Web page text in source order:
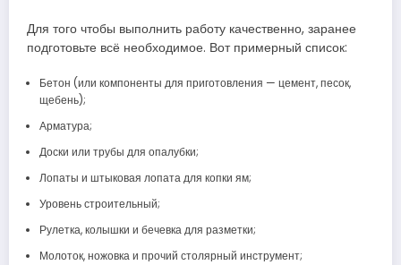
Для того чтобы выполнить работу качественно, заранее
подготовьте всё необходимое. Вот примерный список:
Бетон (или компоненты для приготовления — цемент, песок,
щебень);
Арматура;
Доски или трубы для опалубки;
Лопаты и штыковая лопата для копки ям;
Уровень строительный;
Рулетка, колышки и бечевка для разметки;
Молоток, ножовка и прочий столярный инструмент;